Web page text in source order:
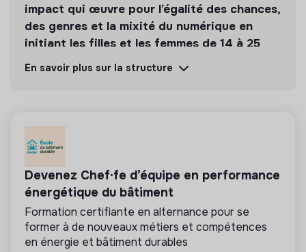
impact qui œuvre pour l’égalité des chances,
des genres et la mixité du numérique en
initiant les filles et les femmes de 14 à 25
ans aux métiers du digital.
💡 Produits ou services responsables
La mission de cette entreprise est de concevoir
des produits ou proposer des services éco-
responsables alignés avec les besoins de la
transformation écologique et solidaire.
En savoir plus sur la structure
Devenez Chef·fe d’équipe en performance
énergétique du bâtiment
Formation certifiante en alternance pour se
former à de nouveaux métiers et compétences
en énergie et bâtiment durables